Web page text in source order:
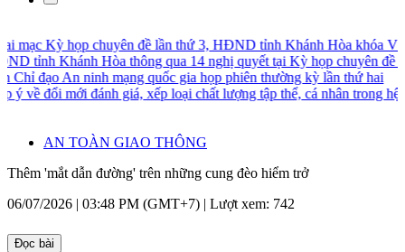
mạc Kỳ họp chuyên đề lần thứ 3, HĐND tỉnh Khánh Hòa khóa VIII
tỉnh Khánh Hòa thông qua 14 nghị quyết tại Kỳ họp chuyên đề
Chỉ đạo An ninh mạng quốc gia họp phiên thường kỳ lần thứ hai
ý về đổi mới đánh giá, xếp loại chất lượng tập thể, cá nhân trong hệ
AN TOÀN GIAO THÔNG
Thêm 'mắt dẫn đường' trên những cung đèo hiểm trở
06/07/2026 | 03:48 PM (GMT+7) | Lượt xem: 742
Đọc bài